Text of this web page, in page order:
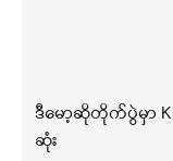
ဒီမော့ဆိုတိုက်ပွဲမှာ
ဆုံး